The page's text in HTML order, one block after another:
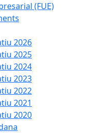
(FUE)
2026
2025
2024
2023
2022
2021
2020